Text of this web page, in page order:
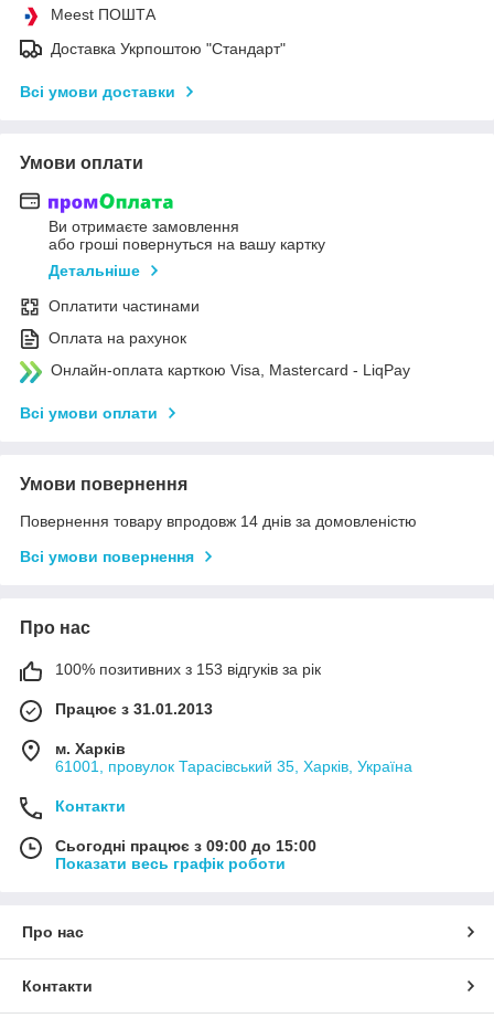
Meest ПОШТА
Доставка Укрпоштою "Стандарт"
Всі умови доставки
Умови оплати
Ви отримаєте замовлення
або гроші повернуться на вашу картку
Детальніше
Оплатити частинами
Оплата на рахунок
Онлайн-оплата карткою Visa, Mastercard - LiqPay
Всі умови оплати
Умови повернення
Повернення товару впродовж 14 днів за домовленістю
Всі умови повернення
Про нас
100% позитивних з 153 відгуків за рік
Працює з 31.01.2013
м. Харків
61001, провулок Тарасівський 35, Харків, Україна
Контакти
Сьогодні працює з 09:00 до 15:00
Показати весь графік роботи
Про нас
Контакти